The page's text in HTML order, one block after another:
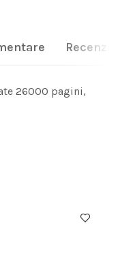
Recenzii
26000 pagini,